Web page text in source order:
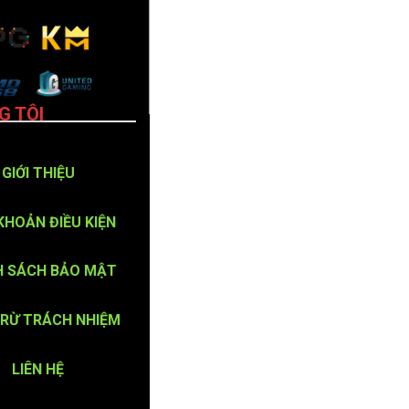
TÔI
GIỚI THIỆU
ĐIỀU KIỆN
SÁCH BẢO MẬT
TRÁCH NHIỆM
LIÊN HỆ